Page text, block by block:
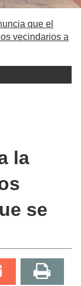
que el
vecindarios a
la
se